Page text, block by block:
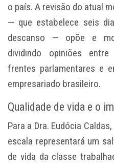
o país. A revisão do atual
— que estabelece seis
descanso — opõe e
dividindo opiniões entre
frentes parlamentares e
empresariado brasileiro.
Qualidade de vida e o
Para a Dra. Eudócia
escala representará um
de vida da classe